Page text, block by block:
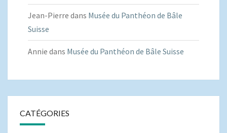
Jean-Pierre dans Musée du Panthéon de Bâle
Suisse
Annie dans Musée du Panthéon de Bâle Suisse
CATÉGORIES